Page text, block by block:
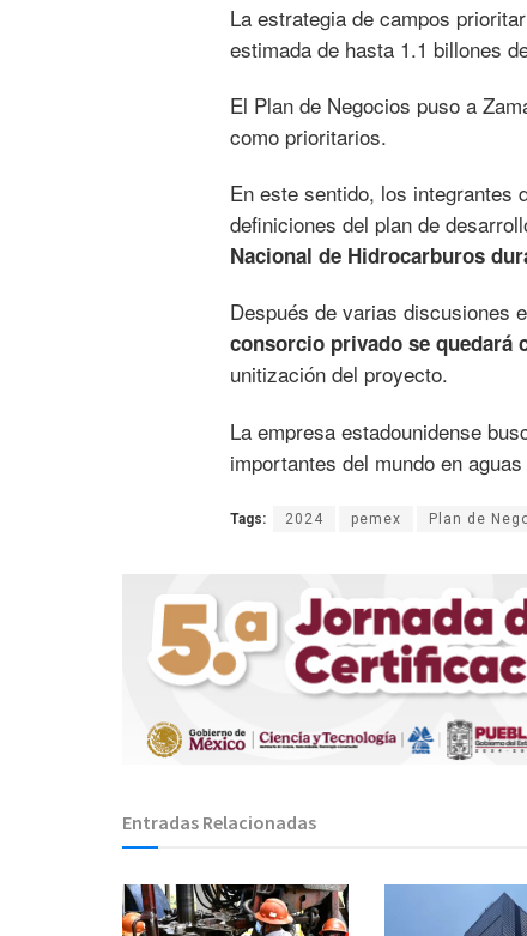
La estrategia de campos
estimada de hasta 1.1 billones
El Plan de Negocios puso a
como prioritarios.
En este sentido, los integrantes
definiciones del plan de
Nacional de Hidrocarburos
Después de varias discusiones
consorcio privado se quedará
unitización del proyecto.
La empresa estadounidense
importantes del mundo en
Tags: 2024 pemex Plan de
Entradas Relacionadas